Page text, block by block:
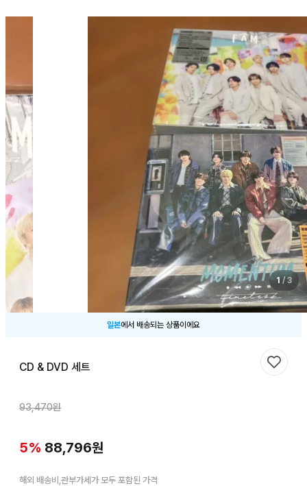
1 / 3
일본에서 배송되는 상품이에요
CD & DVD 세트
93,470원
5% 88,796원
해외 배송비,관부가세가 모두 포함된 가격
찜하기